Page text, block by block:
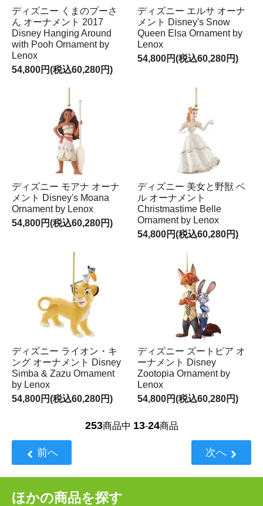
ディズニー くまのプーさ
ん オーナメント 2017
Disney Hanging Around
with Pooh Ornament by
Lenox
54,800円(税込60,280円)
ディズニー エルサ オーナ
メント Disney's Snow
Queen Elsa Ornament by
Lenox
54,800円(税込60,280円)
ディズニー モアナ オーナ
メント Disney's Moana
Ornament by Lenox
54,800円(税込60,280円)
ディズニー 美女と野獣 ベ
ル オーナメント
Christmastime Belle
Ornament by Lenox
54,800円(税込60,280円)
ディズニー ライオン・キ
ング オーナメント Disney
Simba & Zazu Ornament
by Lenox
54,800円(税込60,280円)
ディズニー ズートピア オ
ーナメント Disney
Zootopia Ornament by
Lenox
54,800円(税込60,280円)
253商品中 13-24商品
前へ 次へ
ほかの商品を探す